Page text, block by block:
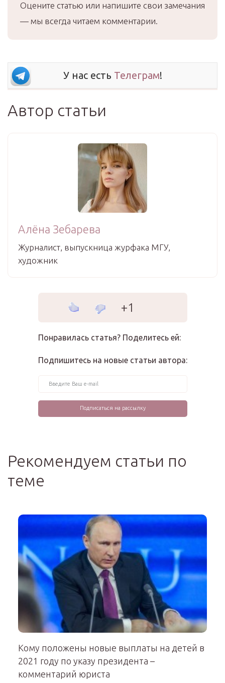
Оцените статью или напишите свои замечания
— мы всегда читаем комментарии.
У нас есть Телеграм!
Автор статьи
Алёна Зебарева
Журналист, выпускница журфака МГУ,
художник
+1
Понравилась статья? Поделитесь ей:
Подпишитесь на новые статьи автора:
Рекомендуем статьи по
теме
Кому положены новые выплаты на детей в
2021 году по указу президента –
комментарий юриста